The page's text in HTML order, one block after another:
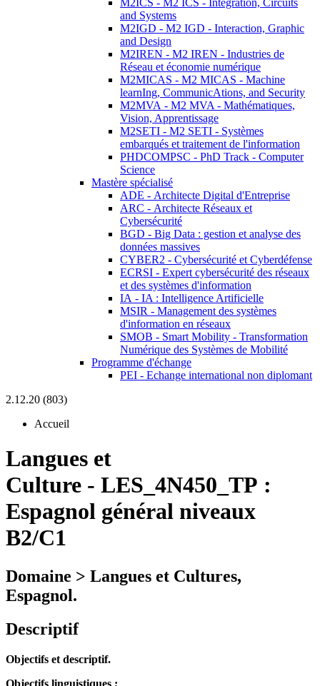
M2ICS - M2 ICS - Integration, Circuits
and Systems
M2IGD - M2 IGD - Interaction, Graphic
and Design
M2IREN - M2 IREN - Industries de
Réseau et économie numérique
M2MICAS - M2 MICAS - Machine
learnIng, CommunicAtions, and Security
M2MVA - M2 MVA - Mathématiques,
Vision, Apprentissage
M2SETI - M2 SETI - Systèmes
embarqués et traitement de l'information
PHDCOMPSC - PhD Track - Computer
Science
Mastère spécialisé
ADE - Architecte Digital d'Entreprise
ARC - Architecte Réseaux et
Cybersécurité
BGD - Big Data : gestion et analyse des
données massives
CYBER2 - Cybersécurité et Cyberdéfense
ECRSI - Expert cybersécurité des réseaux
et des systèmes d'information
IA - IA : Intelligence Artificielle
MSIR - Management des systèmes
d'information en réseaux
SMOB - Smart Mobility - Transformation
Numérique des Systèmes de Mobilité
Programme d'échange
PEI - Echange international non diplomant
2.12.20 (803)
Accueil
Langues et
Culture - LES_4N450_TP :
Espagnol général niveaux
B2/C1
Domaine > Langues et Cultures,
Espagnol.
Descriptif
Objectifs et descriptif.
Objectifs linguistiques :